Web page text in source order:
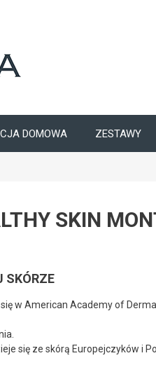
DOMOWA ZESTAWY
SKIN
SKÓRZE
w American Academy of
się ze skórą Europejczyków i